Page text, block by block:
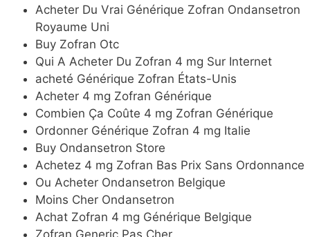
Acheter Du Vrai Générique Zofran Ondansetron
Royaume Uni
Buy Zofran Otc
Qui A Acheter Du Zofran 4 mg Sur Internet
acheté Générique Zofran États-Unis
Acheter 4 mg Zofran Générique
Combien Ça Coûte 4 mg Zofran Générique
Ordonner Générique Zofran 4 mg Italie
Buy Ondansetron Store
Achetez 4 mg Zofran Bas Prix Sans Ordonnance
Ou Acheter Ondansetron Belgique
Moins Cher Ondansetron
Achat Zofran 4 mg Générique Belgique
Zofran Generic Pas Cher